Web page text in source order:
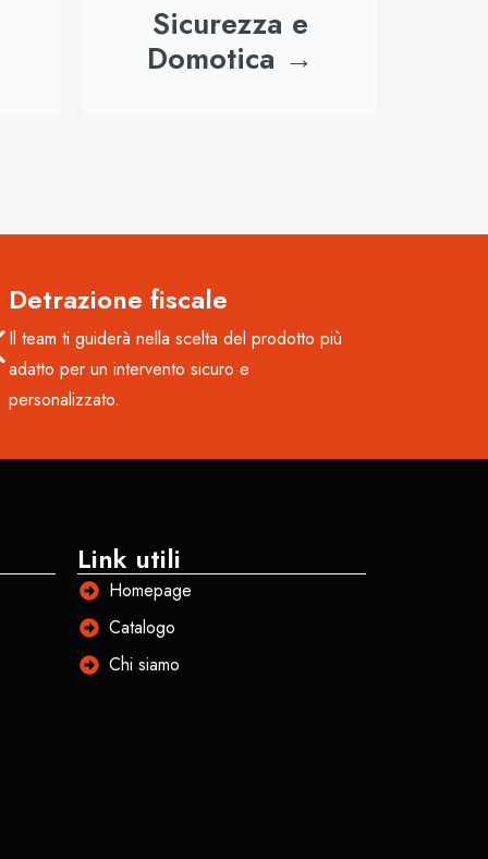
Sicurezza e
Domotica →
Detrazione fiscale
Il team ti guiderà nella scelta del prodotto più
adatto per un intervento sicuro e
personalizzato.
Link utili
Homepage
Catalogo
Chi siamo